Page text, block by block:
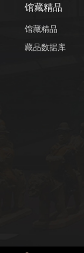
馆藏精品
馆藏精品
藏品数据库